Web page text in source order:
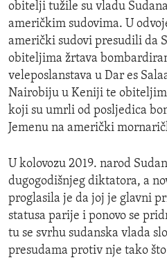
obitelji tužile su vladu
američkim sudovima. U
američki sudovi presudili da
obiteljima žrtava
veleposlanstava u Dar es
Nairobiju u Keniji te
koji su umrli od posljedica
Jemenu na američki
U kolovozu 2019. narod
dugogodišnjeg diktatora, a
proglasila je da joj je glavni
statusa parije i ponovo se
tu se svrhu sudanska vlada
presudama protiv nje tako